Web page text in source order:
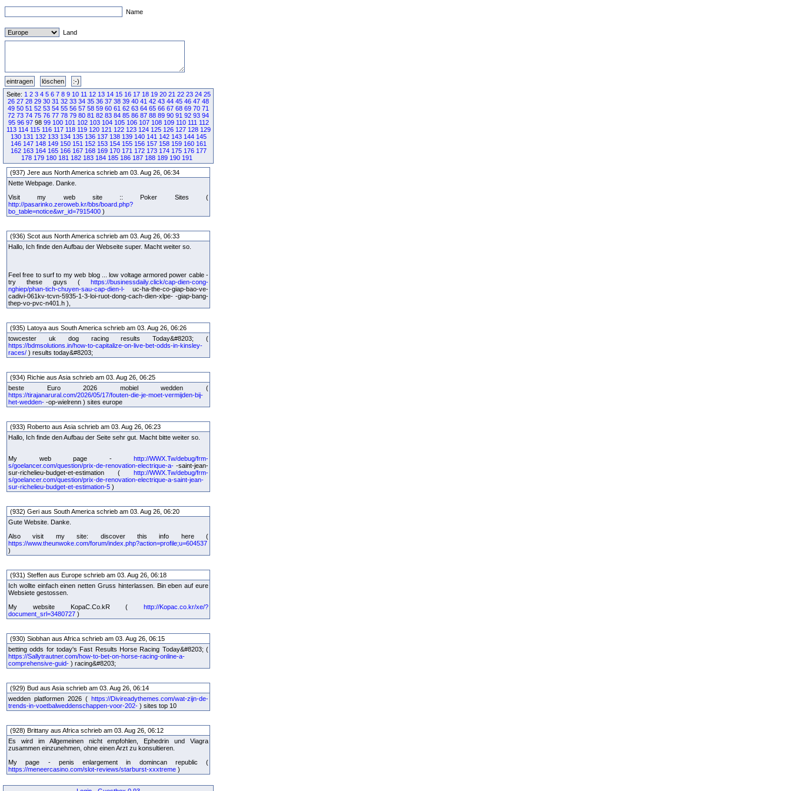
Name
Land
Seite: 1 2 3 4 5 6 7 8 9 10 11 12 13 14 15 16 17 18 19 20 21 22 23 24 25
26 27 28 29 30 31 32 33 34 35 36 37 38 39 40 41 42 43 44 45 46 47 48
49 50 51 52 53 54 55 56 57 58 59 60 61 62 63 64 65 66 67 68 69 70 71
72 73 74 75 76 77 78 79 80 81 82 83 84 85 86 87 88 89 90 91 92 93 94
95 96 9798 99 100 101 102 103 104 105 106 107 108 109 110 111 112
113 114 115 116 117 118 119 120 121 122 123 124 125 126 127 128 129
130 131 132 133 134 135 136 137 138 139 140 141 142 143 144 145
146 147 148 149 150 151 152 153 154 155 156 157 158 159 160 161
162 163 164 165 166 167 168 169 170 171 172 173 174 175 176 177
178 179 180 181 182 183 184 185 186 187 188 189 190 191
(937) Jere aus North America schrieb am 03. Aug 26, 06:34
Nette Webpage. Danke.
Visit my web site :: Poker Sites (
http://pasarinko.zeroweb.kr/bbs/board.php?
bo_table=notice&wr_id=7915400 )
(936) Scot aus North America schrieb am 03. Aug 26, 06:33
Hallo, Ich finde den Aufbau der Webseite super. Macht weiter so.
Feel free to surf to my web blog ... low voltage armored power cable -
try these guys ( https://businessdaily.click/cap-dien-cong-
nghiep/phan-tich-chuyen-sau-cap-dien-l- uc-ha-the-co-giap-bao-ve-
cadivi-061kv-tcvn-5935-1-3-loi-ruot-dong-cach-dien-xlpe- -giap-bang-
thep-vo-pvc-n401.h ),
(935) Latoya aus South America schrieb am 03. Aug 26, 06:26
towcester uk dog racing results Today&#8203; (
https://bdmsolutions.in/how-to-capitalize-on-live-bet-odds-in-kinsley-
races/ ) results today&#8203;
(934) Richie aus Asia schrieb am 03. Aug 26, 06:25
beste Euro 2026 mobiel wedden (
https://tirajanarural.com/2026/05/17/fouten-die-je-moet-vermijden-bij-
het-wedden- -op-wielrenn ) sites europe
(933) Roberto aus Asia schrieb am 03. Aug 26, 06:23
Hallo, Ich finde den Aufbau der Seite sehr gut. Macht bitte weiter so.
My web page - http://WWX.Tw/debug/frm-
s/goelancer.com/question/prix-de-renovation-electrique-a- -saint-jean-
sur-richelieu-budget-et-estimation ( http://WWX.Tw/debug/frm-
s/goelancer.com/question/prix-de-renovation-electrique-a-saint-jean-
sur-richelieu-budget-et-estimation-5 )
(932) Geri aus South America schrieb am 03. Aug 26, 06:20
Gute Website. Danke.
Also visit my site: discover this info here (
https://www.theunwoke.com/forum/index.php?action=profile;u=604537
)
(931) Steffen aus Europe schrieb am 03. Aug 26, 06:18
Ich wollte einfach einen netten Gruss hinterlassen. Bin eben auf eure
Websiete gestossen.
My website KopaC.Co.kR ( http://Kopac.co.kr/xe/?
document_srl=3480727 )
(930) Siobhan aus Africa schrieb am 03. Aug 26, 06:15
betting odds for today's Fast Results Horse Racing Today&#8203; (
https://Sallytrautner.com/how-to-bet-on-horse-racing-online-a-
comprehensive-guid- ) racing&#8203;
(929) Bud aus Asia schrieb am 03. Aug 26, 06:14
wedden platformen 2026 ( https://Divireadythemes.com/wat-zijn-de-
trends-in-voetbalweddenschappen-voor-202- ) sites top 10
(928) Brittany aus Africa schrieb am 03. Aug 26, 06:12
Es wird im Allgemeinen nicht empfohlen, Ephedrin und Viagra
zusammen einzunehmen, ohne einen Arzt zu konsultieren.
My page - penis enlargement in domincan republic (
https://meneercasino.com/slot-reviews/starburst-xxxtreme )